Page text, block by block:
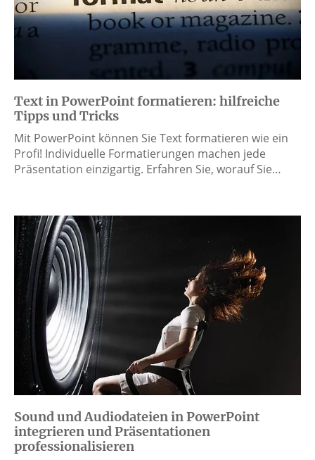
Text in PowerPoint formatieren: hilfreiche
Tipps und Tricks
Mit PowerPoint können Sie Text formatieren wie ein
Profi! Individuelle Formatierungen machen jede
Präsentation einzigartig. Erfahren Sie, worauf Sie…
Sound und Audiodateien in PowerPoint
integrieren und Präsentationen
professionalisieren